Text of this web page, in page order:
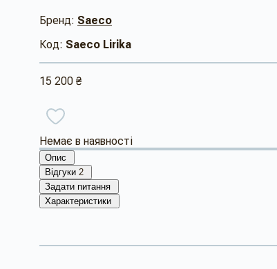
Бренд: Saeco
Код: Saeco Lirika
15 200 ₴
Немає в наявності
Опис
Відгуки 2
Задати питання
Характеристики